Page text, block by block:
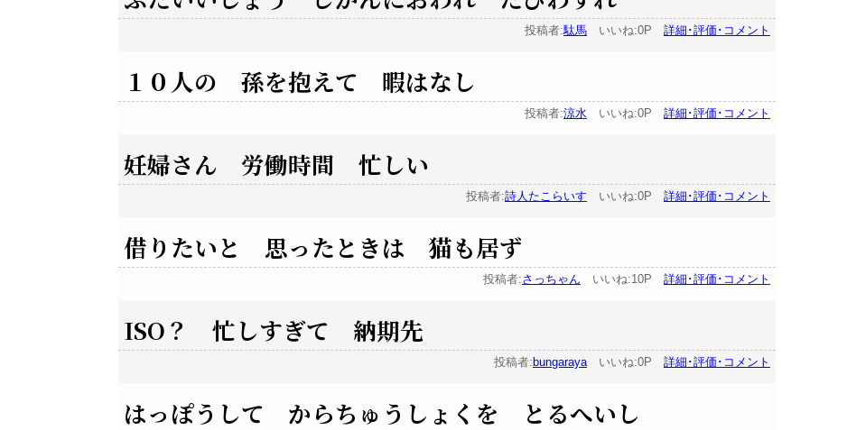
投稿者:駄馬 いいね:0P 詳細･評価･コメント
１０人の 孫を抱えて 暇はなし
投稿者:涼水 いいね:0P 詳細･評価･コメント
妊婦さん 労働時間 忙しい
投稿者:詩人たこらいす いいね:0P 詳細･評価･コメント
借りたいと 思ったときは 猫も居ず
投稿者:さっちゃん いいね:10P 詳細･評価･コメント
ISO？ 忙しすぎて 納期先
投稿者: bungarayaいいね:0P 詳細･評価･コメント
はっぽうして からちゅうしょくを とるへいし